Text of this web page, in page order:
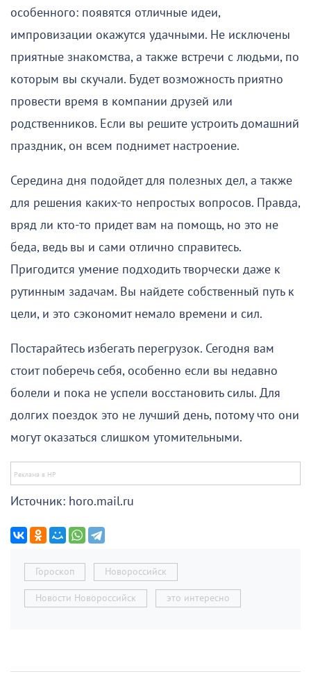
особенного: появятся отличные идеи,
импровизации окажутся удачными. Не исключены
приятные знакомства, а также встречи с людьми, по
которым вы скучали. Будет возможность приятно
провести время в компании друзей или
родственников. Если вы решите устроить домашний
праздник, он всем поднимет настроение.
Середина дня подойдет для полезных дел, а также
для решения каких-то непростых вопросов. Правда,
вряд ли кто-то придет вам на помощь, но это не
беда, ведь вы и сами отлично справитесь.
Пригодится умение подходить творчески даже к
рутинным задачам. Вы найдете собственный путь к
цели, и это сэкономит немало времени и сил.
Постарайтесь избегать перегрузок. Сегодня вам
стоит поберечь себя, особенно если вы недавно
болели и пока не успели восстановить силы. Для
долгих поездок это не лучший день, потому что они
могут оказаться слишком утомительными.
Источник: horo.mail.ru
Гороскоп Новороссийск
Новости Новороссийск это интересно